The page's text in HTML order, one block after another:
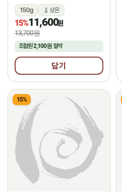
150g 상온
15%11,600원
13,700원
조합원2,100원 절약
담기
15%